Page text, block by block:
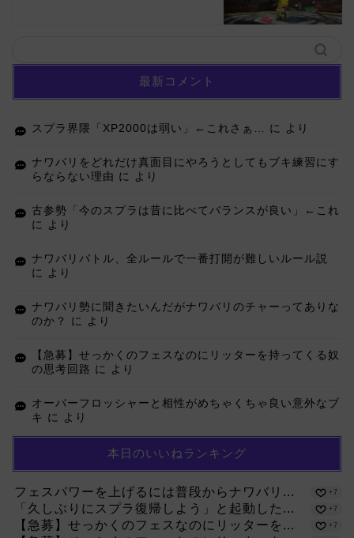
最新コメント
スプラ界隈「XP2000は弱い」←これさぁ… に より
ナワバリをどれだけ真面目にやろうとしてもブキ練習にす
らならない理由 に より
古参勢「今のスプラは昔に比べてバランスが良い」←これ
に より
ナワバリバトル、全ルールで一番打開が難しいルール説
に より
ナワバリ勢に聞きたいんだがナワバリのチャーってありな
のか？
に より
【急募】せっかくのフェスなのにリッターを持ってくる奴
の思考回路 に より
オーバーフロッシャーと相性がめちゃくちゃ良い意外なブ
キ に より
本日のいいねランキング
フェスパワーを上げるには普段からナワバリ... +7
「久しぶりにスプラ復帰しよう」と起動した... +7
【急募】せっかくのフェスなのにリッターを... +7